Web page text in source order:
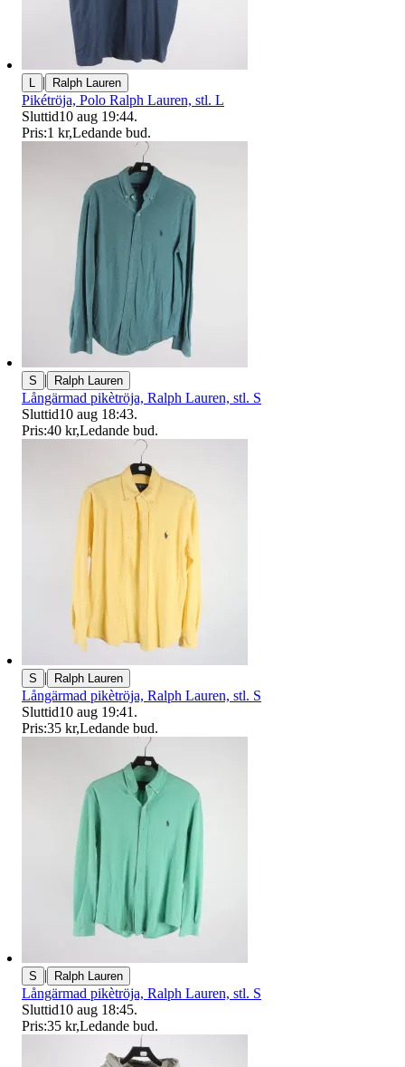
L | Ralph Lauren
Pikétröja, Polo Ralph Lauren, stl. L
Sluttid10 aug 19:44.
Pris:1 kr,Ledande bud.
S | Ralph Lauren
Långärmad pikètröja, Ralph Lauren, stl. S
Sluttid10 aug 18:43.
Pris:40 kr,Ledande bud.
S | Ralph Lauren
Långärmad pikètröja, Ralph Lauren, stl. S
Sluttid10 aug 19:41 .
Pris:35 kr,Ledande bud.
S | Ralph Lauren
Långärmad pikètröja, Ralph Lauren, stl. S
Sluttid10 aug 18:45.
Pris:35 kr,Ledande bud.